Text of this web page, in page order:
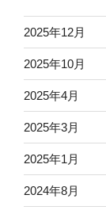
2025年12月
2025年10月
2025年4月
2025年3月
2025年1月
2024年8月